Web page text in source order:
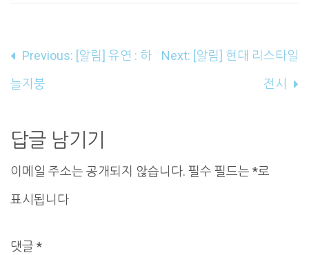
글
내
게
이
션
Previous: [알림] 유연 : 하
늘지붕
Next: [알림] 현대 리스타일
전시
답글 남기기
이메일 주소는 공개되지 않습니다. 필수 필드는 *로
표시됩니다
댓글 *